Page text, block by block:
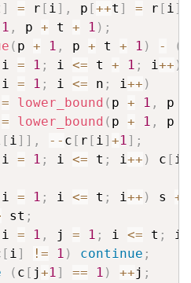
] = r [ i] , p [++t ] = r [ i]
1 , p + t + 1 ) ;
( p + 1 , p + t + 1 ) - (
i = 1 ; i <= t + 1 ; i++ )
i = 1 ; i <= n ; i++ )
= lower_bound ( p + 1 , p
= lower_bound ( p + 1 , p
[ i] ] , -- c [ r [ i] +1] ;
i = 1 ; i <= t ; i++ ) c [ i
i = 1 ; i <= t ; i++ ) s +=
st ;
i = 1 , j = 1 ; i <= t ; i
[ i] != 1 ) continue ;
( c [ j+1] == 1 ) ++j ;